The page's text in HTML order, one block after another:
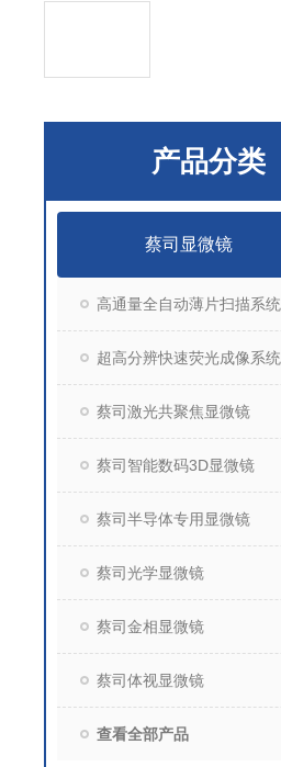
产品分类
蔡司显微镜
高通量全自动薄片扫描系统
超高分辨快速荧光成像系统
蔡司激光共聚焦显微镜
蔡司智能数码3D显微镜
蔡司半导体专用显微镜
蔡司光学显微镜
蔡司金相显微镜
蔡司体视显微镜
查看全部产品